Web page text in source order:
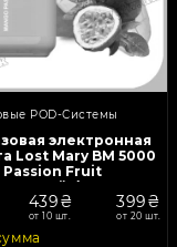
POD-Системы
электронная
Lost Mary BM 5000
Passion Fruit
439₴
от 10 шт.
399₴
от 20 шт.